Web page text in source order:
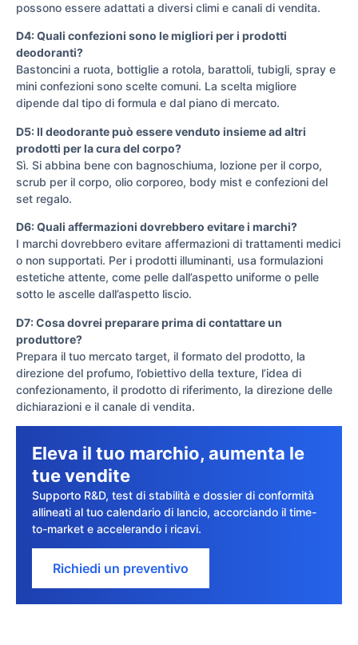
possono essere adattati a diversi climi e canali di vendita.
D4: Quali confezioni sono le migliori per i prodotti
deodoranti?
Bastoncini a ruota, bottiglie a rotola, barattoli, tubigli, spray e
mini confezioni sono scelte comuni. La scelta migliore
dipende dal tipo di formula e dal piano di mercato.
D5: Il deodorante può essere venduto insieme ad altri
prodotti per la cura del corpo?
Sì. Si abbina bene con bagnoschiuma, lozione per il corpo,
scrub per il corpo, olio corporeo, body mist e confezioni del
set regalo.
D6: Quali affermazioni dovrebbero evitare i marchi?
I marchi dovrebbero evitare affermazioni di trattamenti medici
o non supportati. Per i prodotti illuminanti, usa formulazioni
estetiche attente, come pelle dall’aspetto uniforme o pelle
sotto le ascelle dall’aspetto liscio.
D7: Cosa dovrei preparare prima di contattare un
produttore?
Prepara il tuo mercato target, il formato del prodotto, la
direzione del profumo, l’obiettivo della texture, l’idea di
confezionamento, il prodotto di riferimento, la direzione delle
dichiarazioni e il canale di vendita.
Eleva il tuo marchio, aumenta le
tue vendite
Supporto R&D, test di stabilità e dossier di conformità
allineati al tuo calendario di lancio, accorciando il time-
to-market e accelerando i ricavi.
Richiedi un preventivo